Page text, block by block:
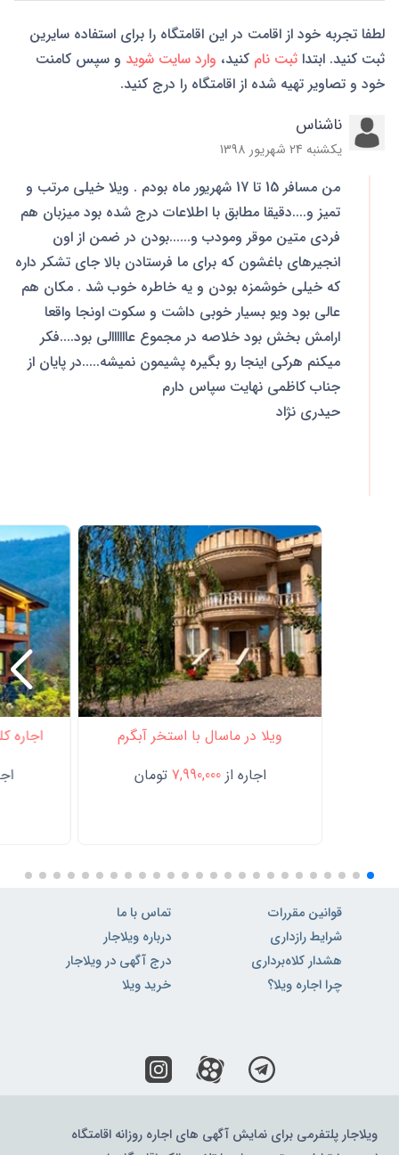
لطفا تجربه خود از اقامت در این اقامتگاه را برای استفاده سایرین
ثبت کنید. ابتدا ثبت نام کنید، وارد سایت شوید و سپس کامنت
خود و تصاویر تهیه شده از اقامتگاه را درج کنید.
ناشناس
یکشنبه 24 شهریور 1398
من مسافر 15 تا 17 شهریور ماه بودم . ویلا خیلی مرتب و
تمیز و....دقیقا مطابق با اطلاعات درج شده بود میزبان هم
فردی متین موقر ومودب و......بودن در ضمن از اون
انجیرهای باغشون که برای ما فرستادن بالا جای تشکر داره
که خیلی خوشمزه بودن و یه خاطره خوب شد . مکان هم
عالی بود ویو بسیار خوبی داشت و سکوت اونجا واقعا
ارامش بخش بود خلاصه در مجموع عاااااالی بود....فکر
میکنم هرکی اینجا رو بگیره پشیمون نمیشه.....در پایان از
جناب کاظمی نهایت سپاس دارم
حیدری نژاد
ویلا در ماسال با استخر آبگرم
اجاره از 7,990,000 تومان
اجاره
قوانین مقررات
شرایط رازداری
هشدار کلاه‌برداری
چرا اجاره ویلا؟
تماس با ما
درباره ویلاجار
درج آگهی در ویلاجار
خرید ویلا
ویلاجار پلتفرمی برای نمایش آگهی های اجاره روزانه اقامتگاه